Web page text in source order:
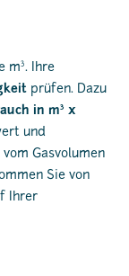
m3. Ihre
prüfen. Dazu
in m3
x
und
Gasvolumen
Sie von
Ihrer